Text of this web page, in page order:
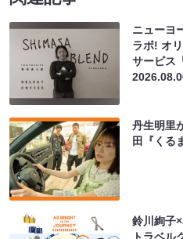
ニューヨ
ラボ! オ
サービス
丹生明里
田『くる
鈴川絢子